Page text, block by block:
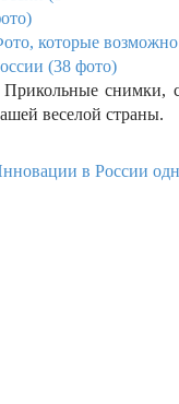
которые возможно
(38 фото)
Прикольные снимки,
веселой страны.
в России